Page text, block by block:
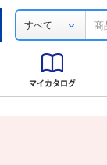
すべて
マイカタログ